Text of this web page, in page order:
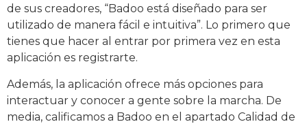
de sus creadores, “Badoo está diseñado para ser
utilizado de manera fácil e intuitiva”. Lo primero que
tienes que hacer al entrar por primera vez en esta
aplicación es registrarte.
Además, la aplicación ofrece más opciones para
interactuar y conocer a gente sobre la marcha. De
media, calificamos a Badoo en el apartado Calidad de